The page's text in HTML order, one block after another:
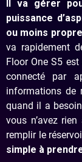
Il va gérer
puissance
ou moins propre
va rapidement
Floor One S5
connecté par
informations de
quand il a
vous n’avez
remplir le
simple à